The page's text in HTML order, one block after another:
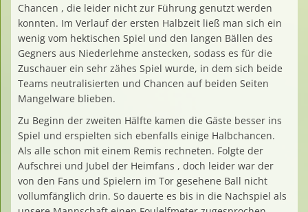
Chancen , die leider nicht zur Führung genutzt werden
konnten. Im Verlauf der ersten Halbzeit ließ man sich ein
wenig vom hektischen Spiel und den langen Bällen des
Gegners aus Niederlehme anstecken, sodass es für die
Zuschauer ein sehr zähes Spiel wurde, in dem sich beide
Teams neutralisierten und Chancen auf beiden Seiten
Mangelware blieben.
Zu Beginn der zweiten Hälfte kamen die Gäste besser ins
Spiel und erspielten sich ebenfalls einige Halbchancen.
Als alle schon mit einem Remis rechneten. Folgte der
Aufschrei und Jubel der Heimfans , doch leider war der
von den Fans und Spielern im Tor gesehene Ball nicht
vollumfänglich drin. So dauerte es bis in die Nachspiel als